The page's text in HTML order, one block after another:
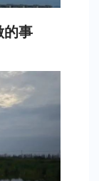
的事